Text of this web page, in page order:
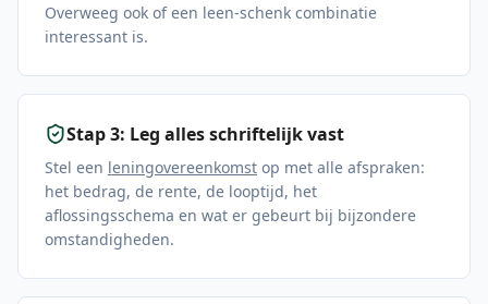
Overweeg ook of een leen-schenk combinatie
interessant is.
Stap 3: Leg alles schriftelijk vast
Stel een leningovereenkomst op met alle afspraken:
het bedrag, de rente, de looptijd, het
aflossingsschema en wat er gebeurt bij bijzondere
omstandigheden.